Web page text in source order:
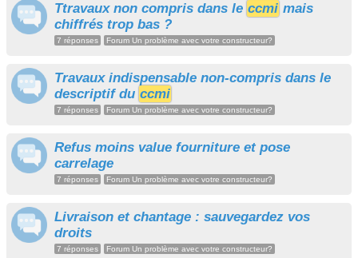
Ttravaux non compris dans le ccmi mais
chiffrés trop bas ?
7 réponses Forum Un problème avec votre constructeur?
Travaux indispensable non-compris dans le
descriptif du ccmi
7 réponses Forum Un problème avec votre constructeur?
Refus moins value fourniture et pose
carrelage
7 réponses Forum Un problème avec votre constructeur?
Livraison et chantage : sauvegardez vos
droits
7 réponses Forum Un problème avec votre constructeur?